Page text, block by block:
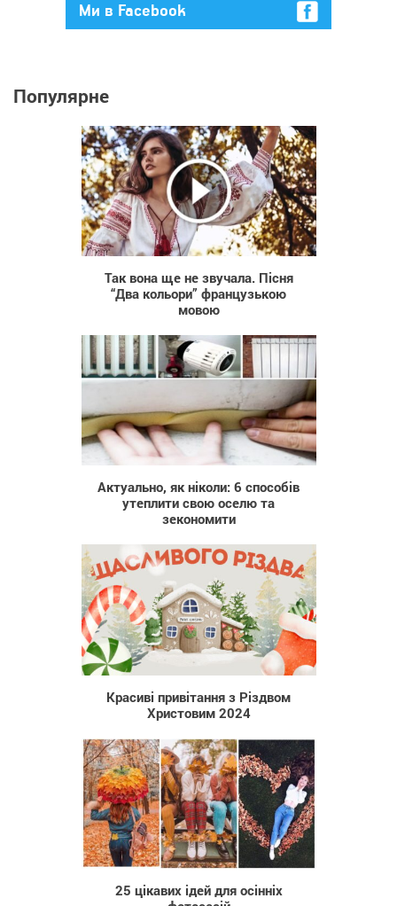
Ми в Facebook
Популярне
24 338
Так вона ще не звучала. Пісня
“Два кольори” французькою
мовою
952
Актуально, як ніколи: 6 способів
утеплити свою оселю та
зекономити
809
Красиві привітання з Різдвом
Христовим 2024
2 110
25 цікавих ідей для осінніх